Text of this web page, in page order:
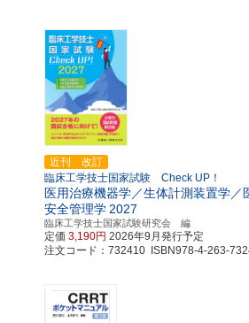
近刊 改訂
臨床工学技士国家試験 Check UP！
医用治療機器学／生体計測装置学／
安全管理学 2027
臨床工学技士国家試験研究会 編
定価3,190円 2026年9月発行予定
注文コード：732410 ISBN978-4-263-